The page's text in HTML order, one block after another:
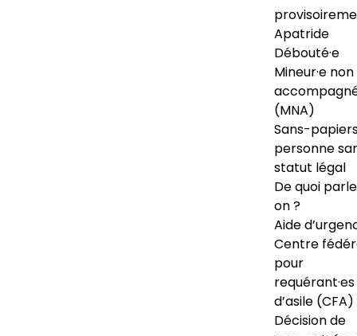
Apatride
Débouté·e
Mineur·e non
(MNA)
Sans-
personne
statut légal
De quoi
on ?
Aide
Centre
pour
requérant·es
d’asile (CFA)
Décision de